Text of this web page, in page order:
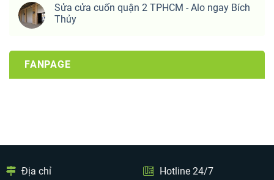
Sửa cửa cuốn quận 2 TPHCM - Alo ngay Bích
Thủy
FANPAGE
Địa chỉ
Hotline 24/7